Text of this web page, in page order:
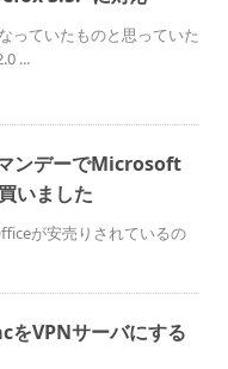
っていたものと思っていた
...
ンデーでMicrosoft
いました
が安売りされているの
をVPNサーバにする